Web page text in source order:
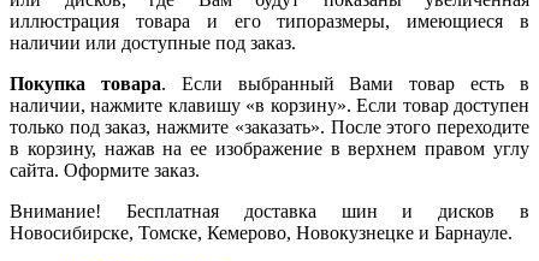
иллюстрация товара и его типоразмеры, имеющиеся в
наличии или доступные под заказ.
Покупка товара. Если выбранный Вами товар есть в
наличии, нажмите клавишу «в корзину». Если товар доступен
только под заказ, нажмите «заказать». После этого переходите
в корзину, нажав на ее изображение в верхнем правом углу
сайта. Оформите заказ.
Внимание! Бесплатная доставка шин и дисков в
Новосибирске, Томске, Кемерово, Новокузнецке и Барнауле.